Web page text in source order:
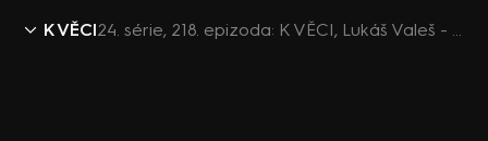
K VĚCI 24. série, 218. epizoda: K VĚCI, Lukáš Valeš - 5.8. v 12:30